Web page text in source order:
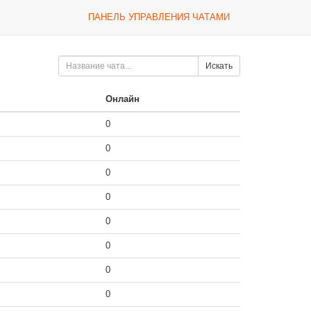
ПАНЕЛЬ УПРАВЛЕНИЯ ЧАТАМИ
Искать
Онлайн
0
0
0
0
0
0
0
0